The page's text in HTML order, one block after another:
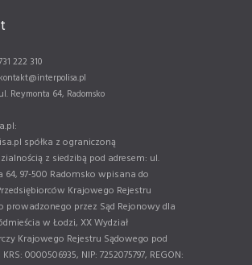
222 310
kontakt@interpolisa.pl
ul. Reymonta 64, Radomsko
spółka z ograniczoną
z siedzibą pod adresem: ul.
64, 97-500 Radomsko wpisana do
Krajowego Rejestru
prowadzonego przez Sąd Rejonowy dla
w Łodzi, XX Wydział
Krajowego Rejestru Sądowego pod
0000506935, NIP: 7252075797, REGON: